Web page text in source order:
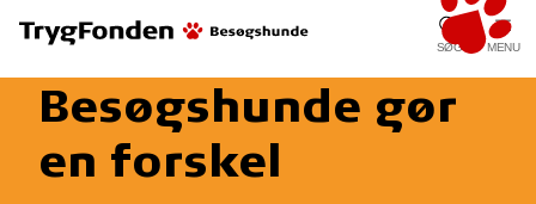
MENU
SØG
Besøgshunde gør
en forskel